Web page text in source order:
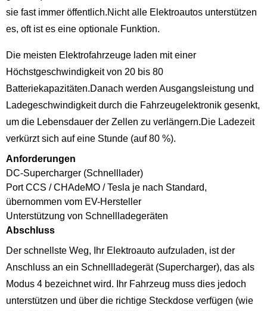
sie fast immer öffentlich.Nicht alle Elektroautos unterstützen
es, oft ist es eine optionale Funktion.
Die meisten Elektrofahrzeuge laden mit einer
Höchstgeschwindigkeit von 20 bis 80
Batteriekapazitäten.Danach werden Ausgangsleistung und
Ladegeschwindigkeit durch die Fahrzeugelektronik gesenkt,
um die Lebensdauer der Zellen zu verlängern.Die Ladezeit
verkürzt sich auf eine Stunde (auf 80 %).
Anforderungen
DC-Supercharger (Schnelllader)
Port CCS / CHAdeMO / Tesla je nach Standard,
übernommen vom EV-Hersteller
Unterstützung von Schnellladegeräten
Abschluss
Der schnellste Weg, Ihr Elektroauto aufzuladen, ist der
Anschluss an ein Schnellladegerät (Supercharger), das als
Modus 4 bezeichnet wird. Ihr Fahrzeug muss dies jedoch
unterstützen und über die richtige Steckdose verfügen (wie